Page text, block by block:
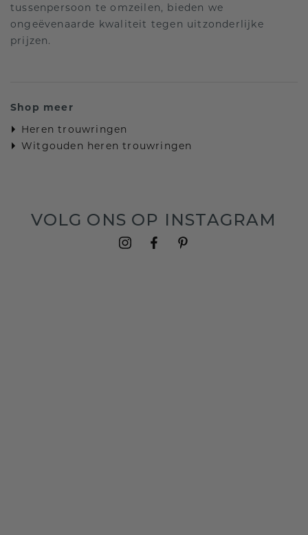
tussenpersoon te omzeilen, bieden we
ongeëvenaarde kwaliteit tegen uitzonderlijke
prijzen.
Shop meer
Heren trouwringen
Witgouden heren trouwringen
VOLG ONS OP INSTAGRAM